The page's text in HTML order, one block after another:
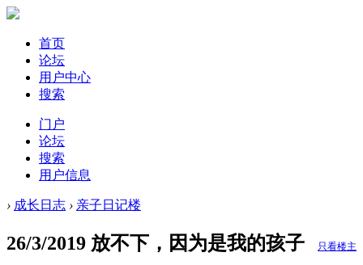
首页
论坛
用户中心
搜索
门户
论坛
搜索
用户信息
› 成长日志 › 亲子日记楼
26/3/2019 放不下，因为是我的孩子 只看楼主